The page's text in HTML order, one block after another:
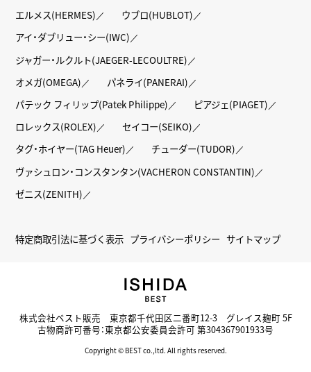
エルメス(HERMES)
ウブロ(HUBLOT)
アイ・ダブリュー・シー(IWC)
ジャガー・ルクルト(JAEGER-LECOULTRE)
オメガ(OMEGA)
パネライ(PANERAI)
パテック フィリップ(Patek Philippe)
ピアジェ(PIAGET)
ロレックス(ROLEX)
セイコー(SEIKO)
タグ・ホイヤー(TAG Heuer)
チューダー(TUDOR)
ヴァシュロン・コンスタンタン(VACHERON CONSTANTIN)
ゼニス(ZENITH)
特定商取引法に基づく表示 プライバシーポリシー サイトマップ
株式会社ベスト販売 東京都千代田区二番町12-3 グレイス麹町 5F
古物商許可番号：東京都公安委員会許可 第304367901933号
Copyright © BEST co.,ltd. All rights reserved.